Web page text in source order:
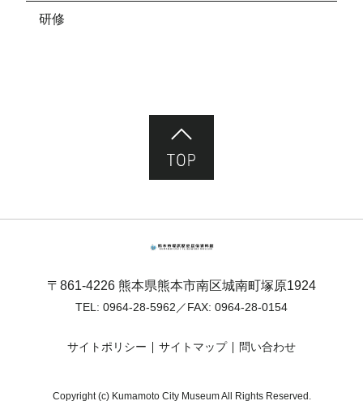
研修
〒861-4226 熊本県熊本市南区城南町塚原1924
TEL: 0964-28-5962 ／FAX: 0964-28-0154
サイトポリシー サイトマップ 問い合わせ
Copyright (c) Kumamoto City Museum All Rights Reserved.